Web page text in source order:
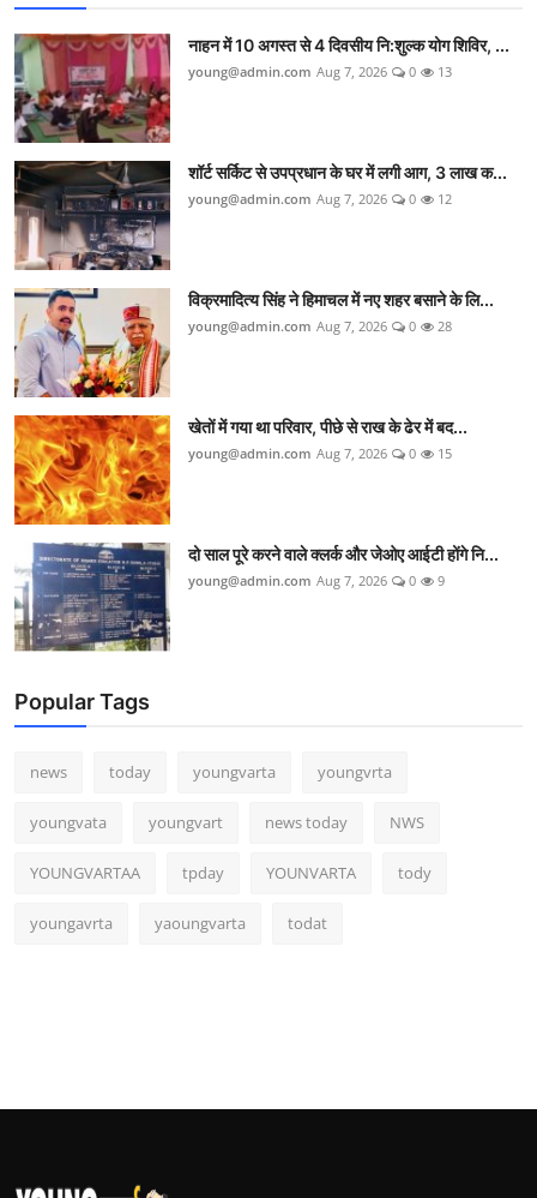
नाहन में 10 अगस्त से 4 दिवसीय नि:शुल्क योग शिविर, ...
young@admin.com Aug 7, 2026 0 13
शॉर्ट सर्किट से उपप्रधान के घर में लगी आग, 3 लाख क...
young@admin.com Aug 7, 2026 0 12
विक्रमादित्य सिंह ने हिमाचल में नए शहर बसाने के लि...
young@admin.com Aug 7, 2026 0 28
खेतों में गया था परिवार, पीछे से राख के ढेर में बद...
young@admin.com Aug 7, 2026 0 15
दो साल पूरे करने वाले क्लर्क और जेओए आईटी होंगे नि...
young@admin.com Aug 7, 2026 0 9
Popular Tags
news today youngvarta youngvrta
youngvata youngvart news today NWS
YOUNGVARTAA tpday YOUNVARTA tody
youngavrta yaoungvarta todat